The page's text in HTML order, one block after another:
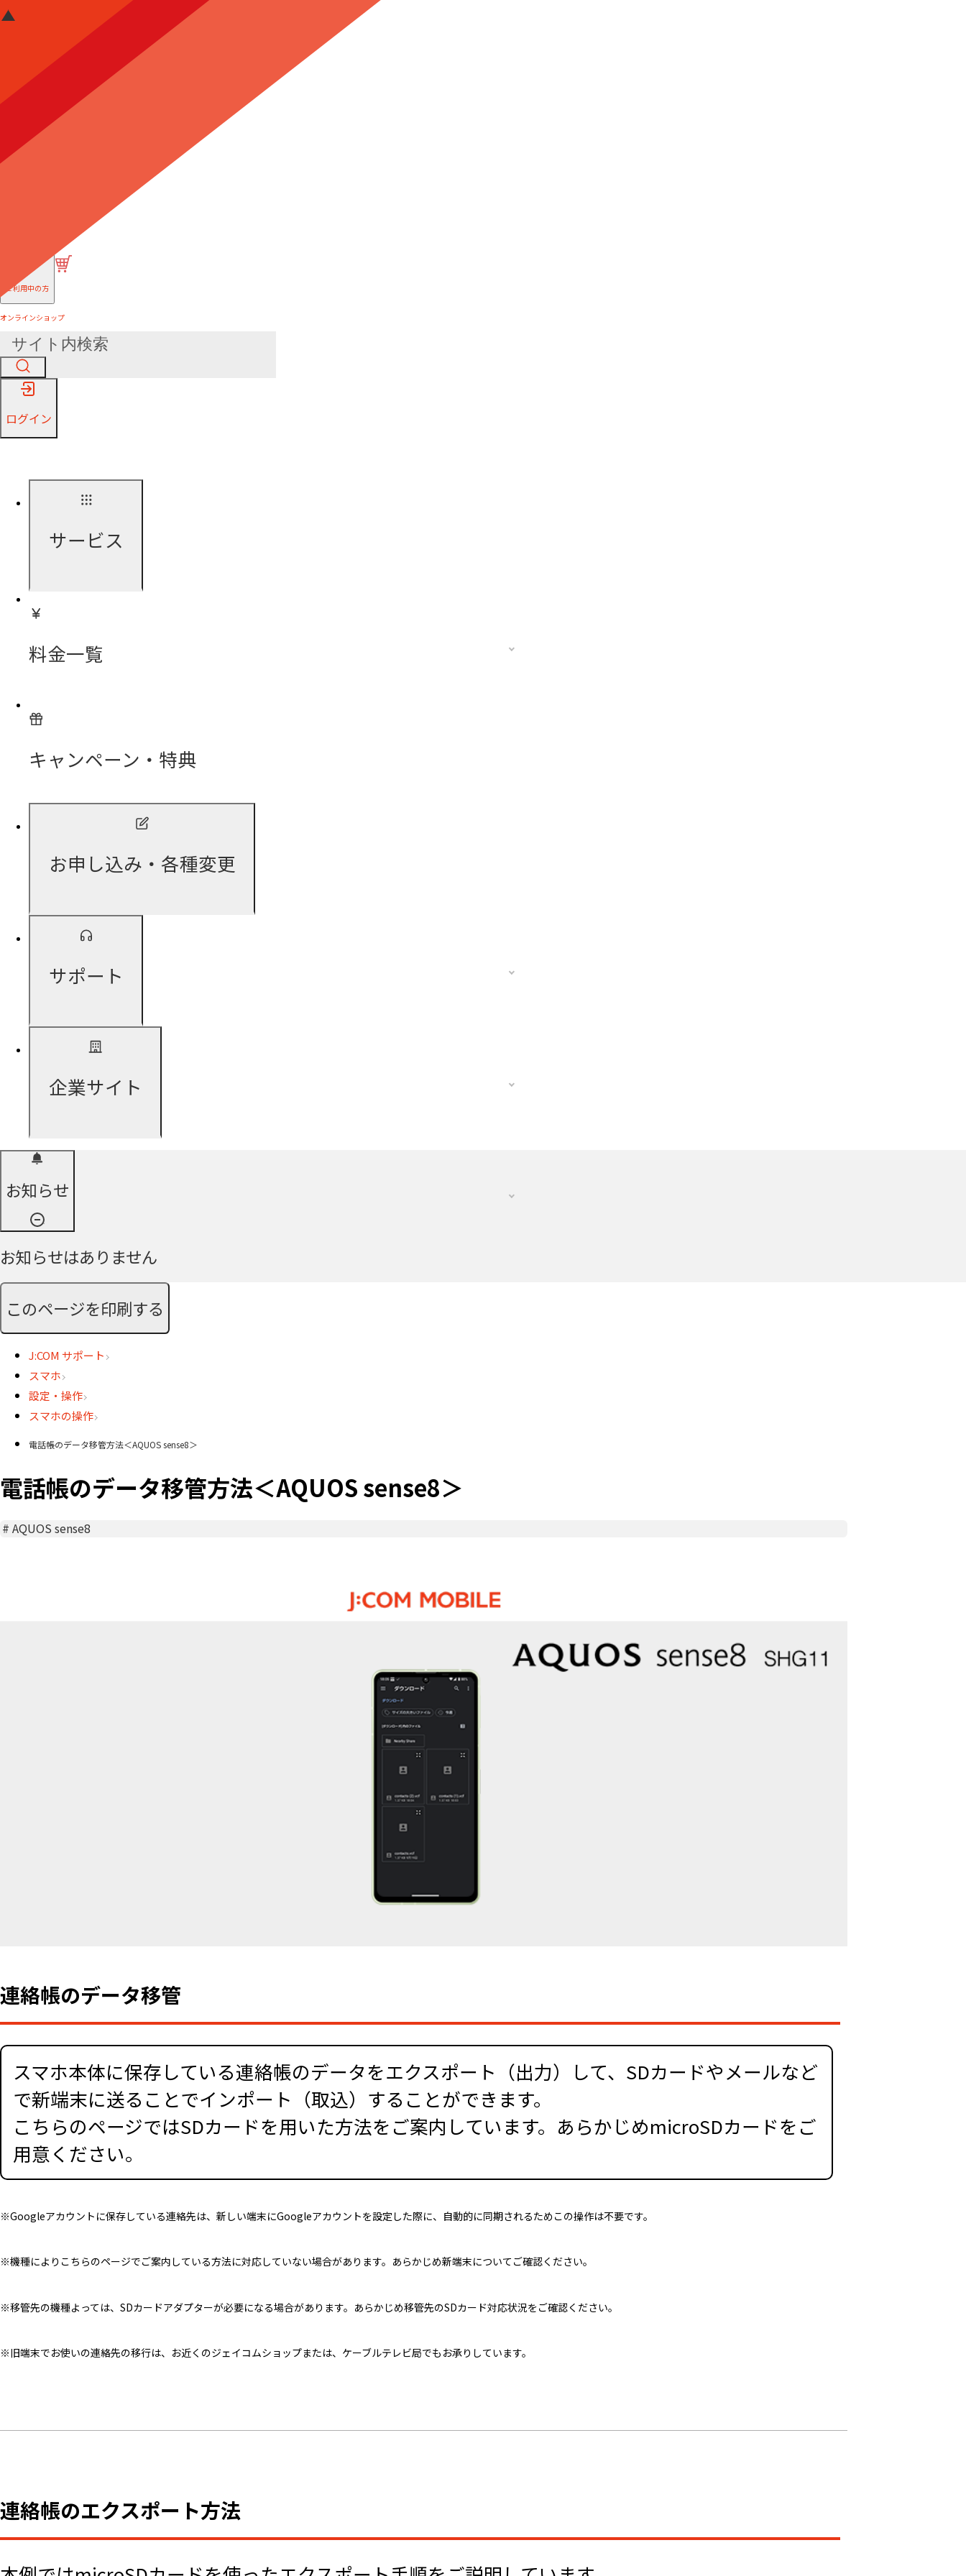
ご利用中の方
オンラインショップ
ログイン
サービス
料金一覧
キャンペーン・特典
お申し込み・各種変更
サポート
企業サイト
お知らせ
お知らせはありません
このページを印刷する
J:COM サポート
スマホ
設定・操作
スマホの操作
電話帳のデータ移管方法＜AQUOS sense8＞
電話帳のデータ移管方法＜AQUOS sense8＞
#AQUOS sense8
連絡帳のデータ移管
スマホ本体に保存している連絡帳のデータをエクスポート（出力）して、SDカードやメールなど
で新端末に送ることでインポート（取込）することができます。
こちらのページではSDカードを用いた方法をご案内しています。あらかじめmicroSDカードをご
用意ください。
※Googleアカウントに保存している連絡先は、新しい端末にGoogleアカウントを設定した際に、自動的に同期されるためこの操作は不要です。
※機種によりこちらのページでご案内している方法に対応していない場合があります。あらかじめ新端末についてご確認ください。
※移管先の機種よっては、SDカードアダプターが必要になる場合があります。あらかじめ移管先のSDカード対応状況をご確認ください。
※旧端末でお使いの連絡先の移行は、お近くのジェイコムショップまたは、ケーブルテレビ局でもお承りしています。
連絡帳のエクスポート方法